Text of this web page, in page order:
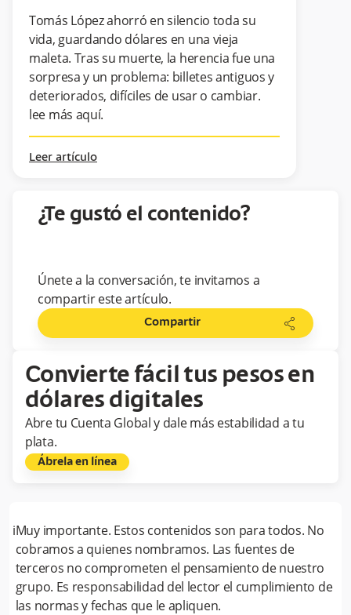
Tomás López ahorró en silencio toda su
vida, guardando dólares en una vieja
maleta. Tras su muerte, la herencia fue una
sorpresa y un problema: billetes antiguos y
deteriorados, difíciles de usar o cambiar.
lee más aquí.
Leer artículo
¿Te gustó el contenido?
Únete a la conversación, te invitamos a
compartir este artículo.
Compartir share
Convierte fácil tus pesos en
dólares digitales
Abre tu Cuenta Global y dale más estabilidad a tu
plata.
Ábrela en línea
iMuy importante. Estos contenidos son para todos. No
cobramos a quienes nombramos. Las fuentes de
terceros no comprometen el pensamiento de nuestro
grupo. Es responsabilidad del lector el cumplimiento de
las normas y fechas que le apliquen.